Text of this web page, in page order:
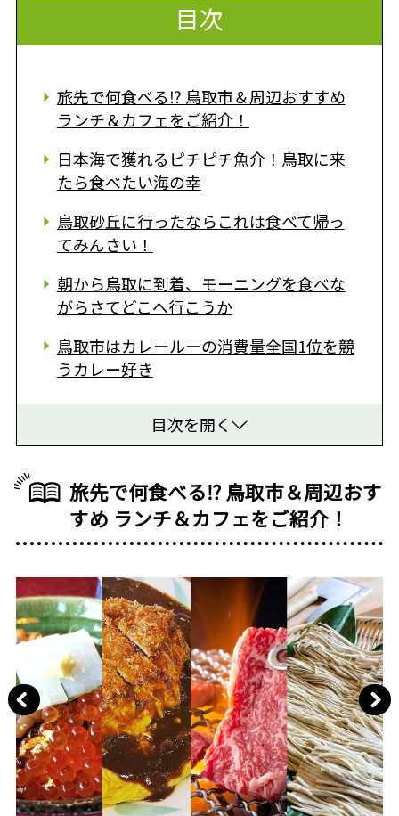
目次
旅先で何食べる⁉ 鳥取市＆周辺おすすめ
ランチ＆カフェをご紹介！
日本海で獲れるピチピチ魚介！鳥取に来
たら食べたい海の幸
鳥取砂丘に行ったならこれは食べて帰っ
てみんさい！
朝から鳥取に到着、モーニングを食べな
がらさてどこへ行こうか
鳥取市はカレールーの消費量全国1位を競
うカレー好き
目次を開く
旅先で何食べる⁉ 鳥取市＆周辺おす
すめ ランチ＆カフェをご紹介！